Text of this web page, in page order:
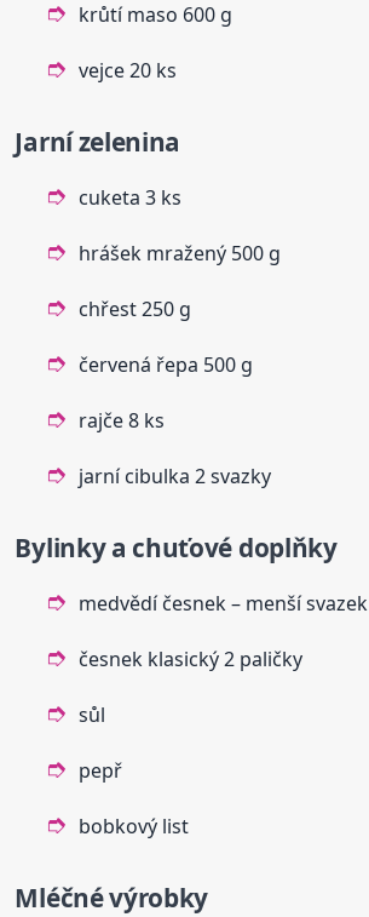
krůtí maso 600 g
vejce 20 ks
Jarní zelenina
cuketa 3 ks
hrášek mražený 500 g
chřest 250 g
červená řepa 500 g
rajče 8 ks
jarní cibulka 2 svazky
Bylinky a chuťové doplňky
medvědí česnek – menší svazek
česnek klasický 2 paličky
sůl
pepř
bobkový list
Mléčné výrobky